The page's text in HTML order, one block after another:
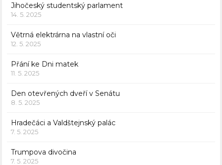
Jihočeský studentský parlament
14. 5. 2025
Větrná elektrárna na vlastní oči
12. 5. 2025
Přání ke Dni matek
11. 5. 2025
Den otevřených dveří v Senátu
8. 5. 2025
Hradečáci a Valdštejnský palác
7. 5. 2025
Trumpova divočina
7. 5. 2025